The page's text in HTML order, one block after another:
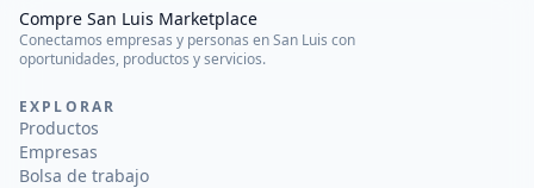
Compre San Luis Marketplace
Conectamos empresas y personas en San Luis con
oportunidades, productos y servicios.
EXPLORAR
Productos
Empresas
Bolsa de trabajo